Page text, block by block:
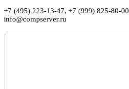
+7 (495) 223-13-47, +7 (999) 825-80-00
info@compserver.ru